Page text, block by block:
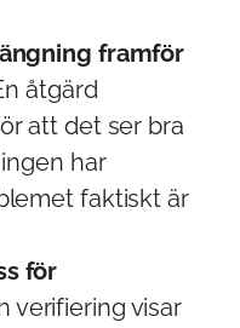
framför
åtgärd
att det ser bra
har
faktiskt är
för
verifiering visar